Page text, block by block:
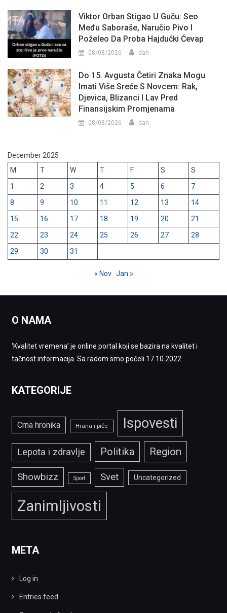
Viktor Orban Stigao U Guču: Seo
Među Saboraše, Naručio Pivo I
Poželeo Da Proba Hajdučki Ćevap
08/08/2026 dan
Do 15. Avgusta Četiri Znaka Mogu
Imati Više Sreće S Novcem: Rak,
Djevica, Blizanci I Lav Pred
Finansijskim Promjenama
08/08/2026 dan
December 2025
M
T W T F S
S
1
2 3 4 5 6
7
8
9 10 11 12 13
14
15
16 17 18 19 20
21
22
23 24 25 26 27
28
29
30 31
« Nov Jan »
O NAMA
‘Kvalitet vremena’ je online portal koji se bazira na kvalitet i
tačnost informacija. Sa radom smo počeli 17.10.2022.
KATEGORIJE
Crna hronika Hrana i piće Ispovesti
Lepota i zdravlje Politika Region
Showbizz Sport Svet Uncategorized
Zanimljivosti
META
Log in
Entries feed